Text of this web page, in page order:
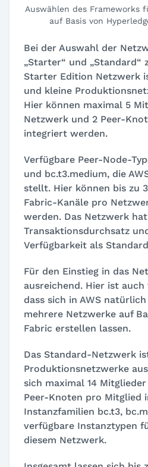
Auswählen des Frameworks
auf Basis von
Bei der Auswahl der
„Starter“ und „Standard“
Starter Edition Netzwerk
und kleine
Hier können maximal 5
Netzwerk und 2 Peer-
integriert werden.
Verfügbare Peer-Node-
und bc.t3.medium, die
stellt. Hier können bis zu
Fabric-Kanäle pro
werden. Das Netzwerk
Transaktionsdurchsatz
Verfügbarkeit als
Für den Einstieg in das
ausreichend. Hier ist
dass sich in AWS
mehrere Netzwerke auf
Fabric erstellen lassen.
Das Standard-Netzwerk
Produktionsnetzwerke
sich maximal 14
Peer-Knoten pro Mitglied
Instanzfamilien bc.t3,
verfügbare Instanztypen
diesem Netzwerk.